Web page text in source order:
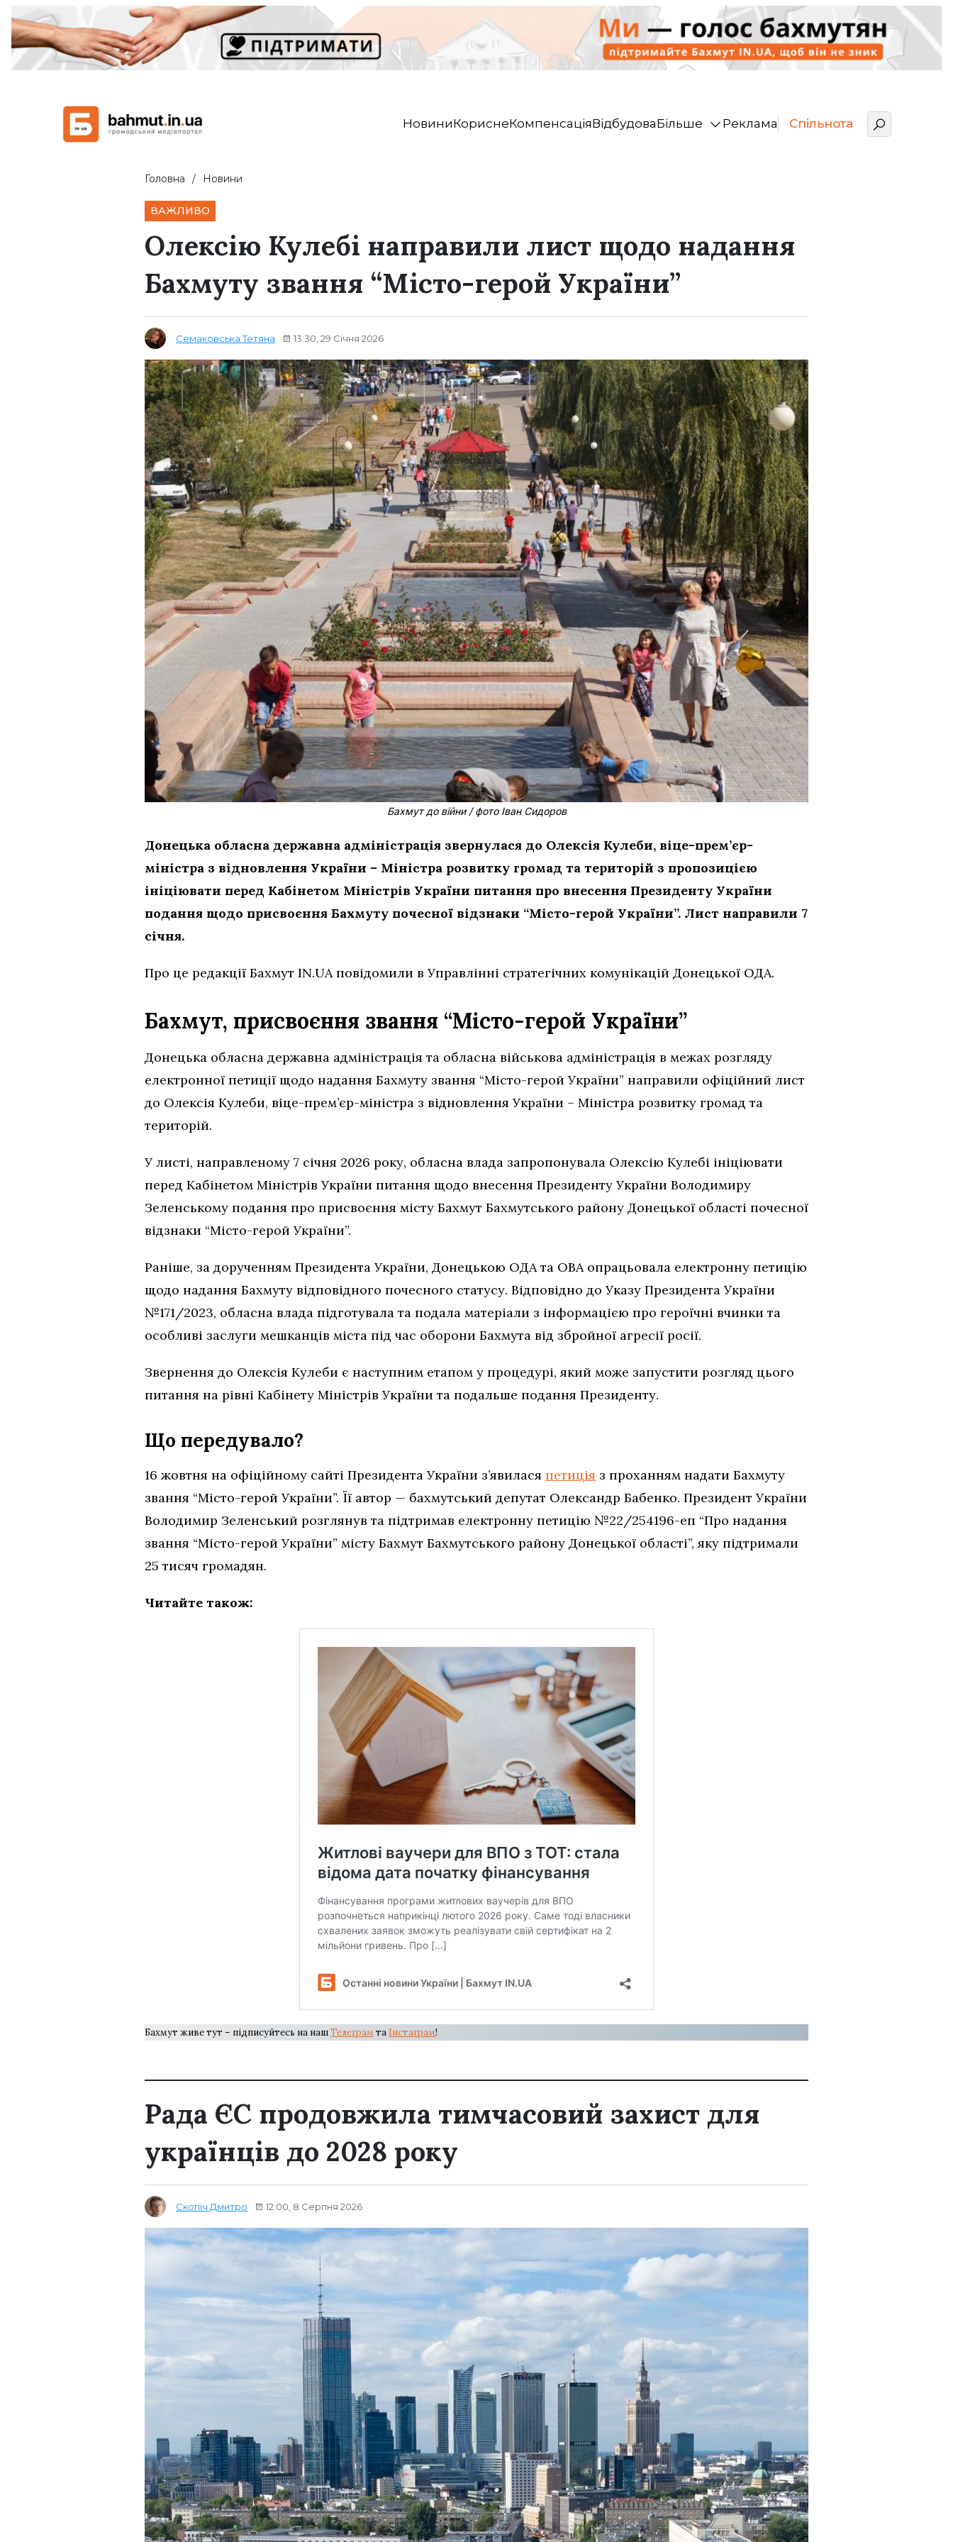
НовиниКориснеКомпенсаціяВідбудоваБільше Реклама Спільнота
Головна Новини
ВАЖЛИВО
Олексію Кулебі направили лист щодо надання
Бахмуту звання “Місто-герой України”
Семаковська Тетяна 13:30, 29 Січня 2026
Бахмут до війни / фото Іван Сидоров
Донецька обласна державна адміністрація звернулася до Олексія Кулеби, віце-прем’єр-
міністра з відновлення України – Міністра розвитку громад та територій з пропозицією
ініціювати перед Кабінетом Міністрів України питання про внесення Президенту України
подання щодо присвоєння Бахмуту почесної відзнаки “Місто-герой України”. Лист направили 7
січня.
Про це редакції Бахмут IN.UA повідомили в Управлінні стратегічних комунікацій Донецької ОДА.
Бахмут, присвоєння звання “Місто-герой України”
Донецька обласна державна адміністрація та обласна військова адміністрація в межах розгляду
електронної петиції щодо надання Бахмуту звання “Місто-герой України” направили офіційний лист
до Олексія Кулеби, віце-прем’єр-міністра з відновлення України – Міністра розвитку громад та
територій.
У листі, направленому 7 січня 2026 року, обласна влада запропонувала Олексію Кулебі ініціювати
перед Кабінетом Міністрів України питання щодо внесення Президенту України Володимиру
Зеленському подання про присвоєння місту Бахмут Бахмутського району Донецької області почесної
відзнаки “Місто-герой України”.
Раніше, за дорученням Президента України, Донецькою ОДА та ОВА опрацьовала електронну петицію
щодо надання Бахмуту відповідного почесного статусу. Відповідно до Указу Президента України
№171/2023, обласна влада підготувала та подала матеріали з інформацією про героїчні вчинки та
особливі заслуги мешканців міста під час оборони Бахмута від збройної агресії росії.
Звернення до Олексія Кулеби є наступним етапом у процедурі, який може запустити розгляд цього
питання на рівні Кабінету Міністрів України та подальше подання Президенту.
Що передувало?
16 жовтня на офіційному сайті Президента України з’явилася петиція з проханням надати Бахмуту
звання “Місто-герой України”. Її автор — бахмутський депутат Олександр Бабенко. Президент України
Володимир Зеленський розглянув та підтримав електронну петицію №22/254196-еп “Про надання
звання “Місто-герой України” місту Бахмут Бахмутського району Донецької області”, яку підтримали
25 тисяч громадян.
Читайте також:
Бахмут живе тут – підписуйтесь на нашТелеграм та Інстаграм!
Рада ЄС продовжила тимчасовий захист для
українців до 2028 року
Скопіч Дмитро 12:00, 8 Серпня 2026